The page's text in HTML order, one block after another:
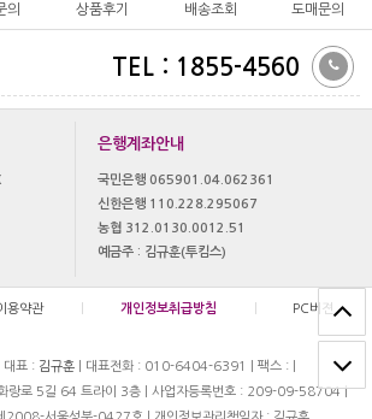
의 상품후기 배송조회 도매문의
TEL : 1855-4560
은행계좌안내
국민은행 065901.04.062361
신한은행 110.228.295067
농협 312.0130.0012.51
예금주 : 김규훈(투킴스)
용약관 개인정보취급방침 PC버젼
대표 : 김규훈 대표전화 : 010-6404-6391 팩스 :
랑로 5길 64 트라이 3층
사업자등록번호 : 209-09-58704 |